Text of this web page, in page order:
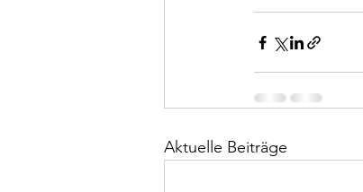
Aktuelle Beiträge